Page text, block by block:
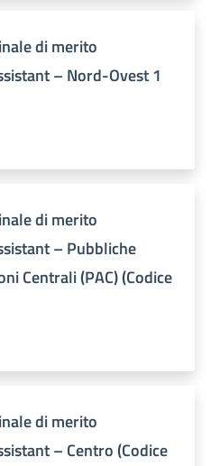
di merito
– Nord-Ovest 1
di merito
– Pubbliche
Centrali (PAC) (Codice
di merito
– Centro (Codice